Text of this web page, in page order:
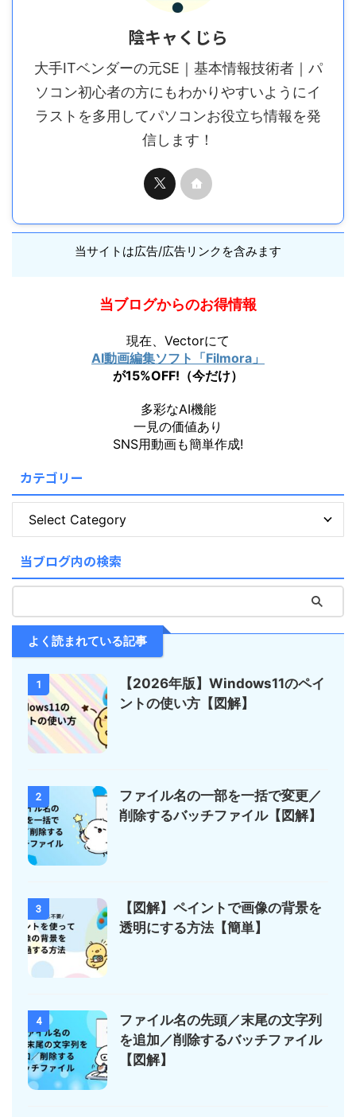
陰キャくじら
大手ITベンダーの元SE｜基本情報技術者｜パ
ソコン初心者の方にもわかりやすいようにイ
ラストを多用してパソコンお役立ち情報を発
信します！
当サイトは広告/広告リンクを含みます
当ブログからのお得情報
現在、Vectorにて
AI動画編集ソフト「Filmora」
が15%OFF!（今だけ）
多彩なAI機能
一見の価値あり
SNS用動画も簡単作成!
カテゴリー
当ブログ内の検索
よく読まれている記事
1
【2026年版】Windows11のペイ
ントの使い方【図解】
2
ファイル名の一部を一括で変更／
削除するバッチファイル【図解】
3
【図解】ペイントで画像の背景を
透明にする方法【簡単】
4
ファイル名の先頭／末尾の文字列
を追加／削除するバッチファイル
【図解】